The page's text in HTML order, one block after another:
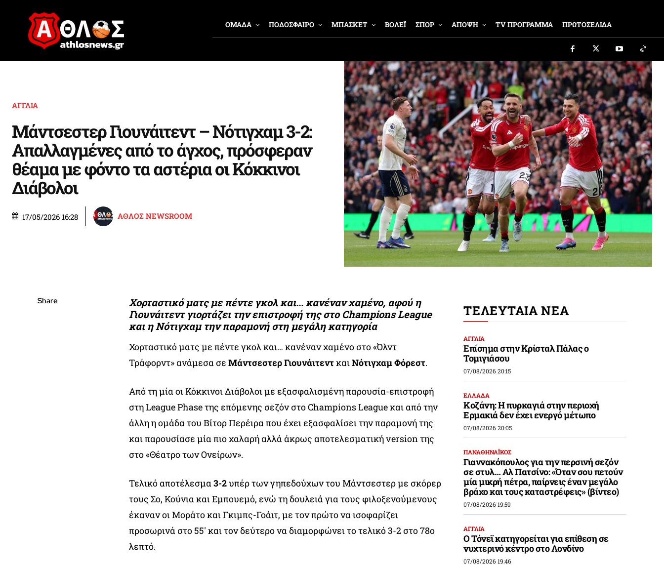
ΟΜΑΔΑ ΠΟΔΟΣΦΑΙΡΟ ΜΠΑΣΚΕΤ ΒΟΛΕΪ ΣΠΟΡ ΑΠΟΨΗ TV ΠΡΟΓΡΑΜΜΑ ΠΡΩΤΟΣΕΛΙΔΑ
ΑΓΓΛΙΑ
Μάντσεστερ Γιουνάιτεντ – Νότιγχαμ 3-2:
Απαλλαγμένες από το άγχος, πρόσφεραν
θέαμα με φόντο τα αστέρια οι Κόκκινοι
Διάβολοι
17/05/2026 16:28 ΑΘΛΟΣ NEWSROOM
Share
Χορταστικό ματς με πέντε γκολ και... κανέναν χαμένο, αφού η
Γιουνάιτεντ γιορτάζει την επιστροφή της στο Champions League
και η Νότιγχαμ την παραμονή στη μεγάλη κατηγορία
Χορταστικό ματς με πέντε γκολ και… κανέναν χαμένο στο «Όλντ
Τράφορντ» ανάμεσα σε Μάντσεστερ Γιουνάιτεντκαι Νότιγχαμ Φόρεστ.
Από τη μία οι Κόκκινοι Διάβολοι με εξασφαλισμένη παρουσία-επιστροφή
στη League Phase της επόμενης σεζόν στο Champions League και από την
άλλη η ομάδα του Βίτορ Περέιρα που έχει εξασφαλίσει την παραμονή της
και παρουσίασε μία πιο χαλαρή αλλά άκρως αποτελεσματική version της
στο «Θέατρο των Ονείρων».
Τελικό αποτέλεσμα 3-2υπέρ των γηπεδούχων του Μάντσεστερ με σκόρερ
τους Σο, Κούνια και Εμπουεμό, ενώ τη δουλειά για τους φιλοξενούμενους
έκαναν οι Μοράτο και Γκιμπς-Γοάιτ, με τον πρώτο να ισοφαρίζει
προσωρινά στο 55′ και τον δεύτερο να διαμορφώνει το τελικό 3-2 στο 78ο
λεπτό.
ΤΕΛΕΥΤΑΙΑ ΝΕΑ
ΑΓΓΛΙΑ
Επίσημα στην Κρίσταλ Πάλας ο
Τομιγιάσου
07/08/2026 20:15
ΕΛΛΑΔΑ
Κοζάνη: Η πυρκαγιά στην περιοχή
Ερμακιά δεν έχει ενεργό μέτωπο
07/08/2026 20:05
ΠΑΝΑΘΗΝΑΪΚΟΣ
Γιαννακόπουλος για την περσινή σεζόν
σε στυλ… Αλ Πατσίνο: «Όταν σου πετούν
μία μικρή πέτρα, παίρνεις έναν μεγάλο
βράχο και τους καταστρέφεις» (βίντεο)
07/08/2026 19:59
ΑΓΓΛΙΑ
Ο Τόνεϊ κατηγορείται για επίθεση σε
νυχτερινό κέντρο στο Λονδίνο
07/08/2026 19:46